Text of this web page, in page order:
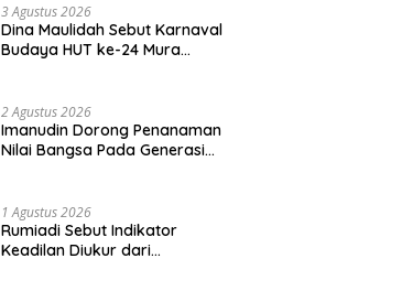
3 Agustus 2026
Dina Maulidah Sebut Karnaval
Budaya HUT ke-24 Mura
2 Agustus 2026
Imanudin Dorong Penanaman
Nilai Bangsa Pada Generasi
1 Agustus 2026
Rumiadi Sebut Indikator
Keadilan Diukur dari